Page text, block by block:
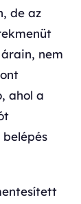
de az
nem
ahol a